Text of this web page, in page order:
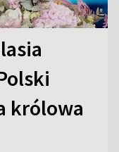
królowa